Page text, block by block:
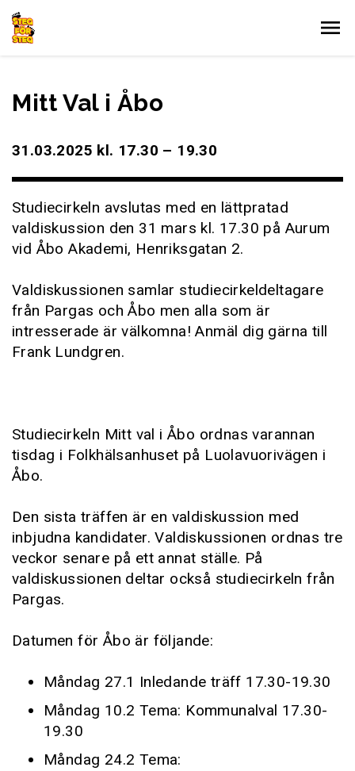
Gå till innehållet
Mitt Val i Åbo
31.03.2025 kl. 17.30 – 19.30
Studiecirkeln avslutas med en lättpratad
valdiskussion den 31 mars kl. 17.30 på Aurum
vid Åbo Akademi, Henriksgatan 2.
Valdiskussionen samlar studiecirkeldeltagare
från Pargas och Åbo men alla som är
intresserade är välkomna! Anmäl dig gärna till
Frank Lundgren.
Studiecirkeln Mitt val i Åbo ordnas varannan
tisdag i Folkhälsanhuset på Luolavuorivägen i
Åbo.
Den sista träffen är en valdiskussion med
inbjudna kandidater. Valdiskussionen ordnas tre
veckor senare på ett annat ställe. På
valdiskussionen deltar också studiecirkeln från
Pargas.
Datumen för Åbo är följande:
Måndag 27.1 Inledande träff 17.30-19.30
Måndag 10.2 Tema: Kommunalval 17.30-
19.30
Måndag 24.2 Tema: